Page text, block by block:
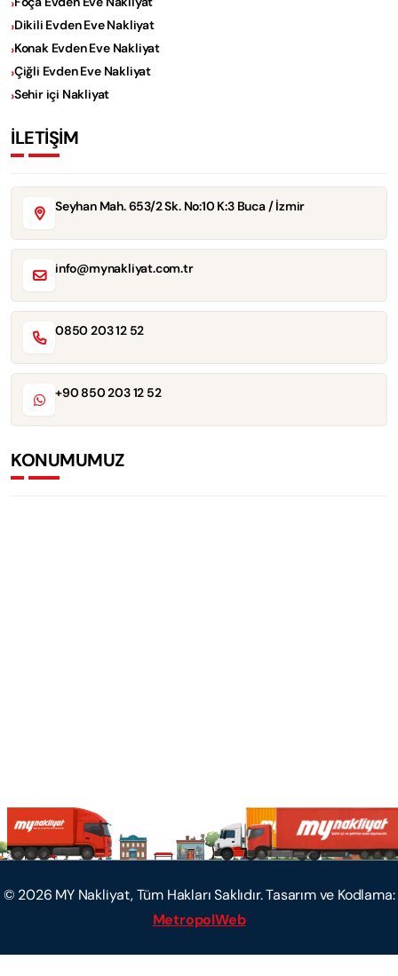
Dikili Evden Eve Nakliyat
Konak Evden Eve Nakliyat
Çiğli Evden Eve Nakliyat
Sehir içi Nakliyat
İLETİŞİM
Seyhan Mah. 653/2 Sk. No:10 K:3 Buca / İzmir
info@mynakliyat.com.tr
0850 203 12 52
+90 850 203 12 52
KONUMUMUZ
© 2026 MY Nakliyat, Tüm Hakları Saklıdır. Tasarım ve Kodlama:
MetropolWeb